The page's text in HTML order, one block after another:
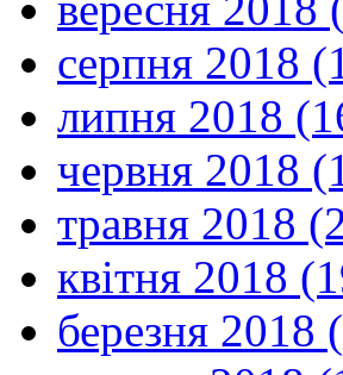
серпня 2018
липня 2018
червня 2018
травня 2018
квітня 2018
березня 2018